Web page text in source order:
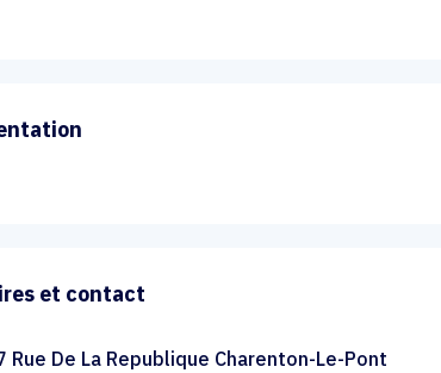
et contact
Rue De La Republique Charenton-Le-Pont